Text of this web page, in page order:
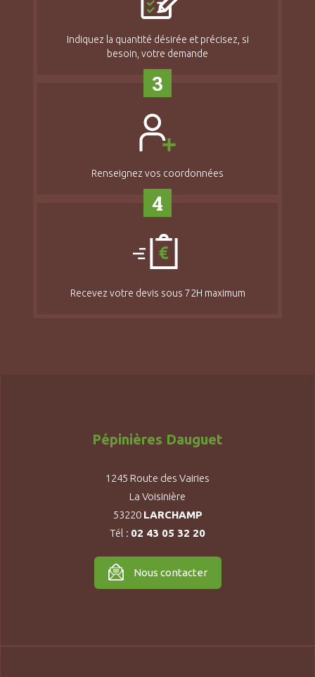
Indiquez la quantité désirée et précisez, si
besoin, votre demande
3
Renseignez vos coordonnées
4
Recevez votre devis sous 72H maximum
Pépinières Dauguet
1245 Route des Vairies
La Voisinière
53220 LARCHAMP
Tél : 02 43 05 32 20
Nous contacter